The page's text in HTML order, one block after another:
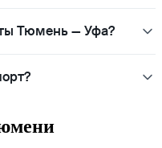
Тюмень — Уфа?